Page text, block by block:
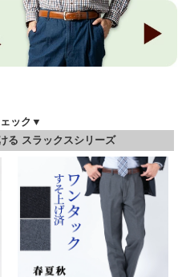
ック▼
る スラックスシリーズ